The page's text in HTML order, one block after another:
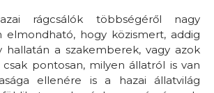
rágcsálók többségéről nagy
elmondható, hogy közismert, addig
hallatán a szakemberek, vagy azok
pontosan, milyen állatról is van
ellenére is a hazai állatvilág